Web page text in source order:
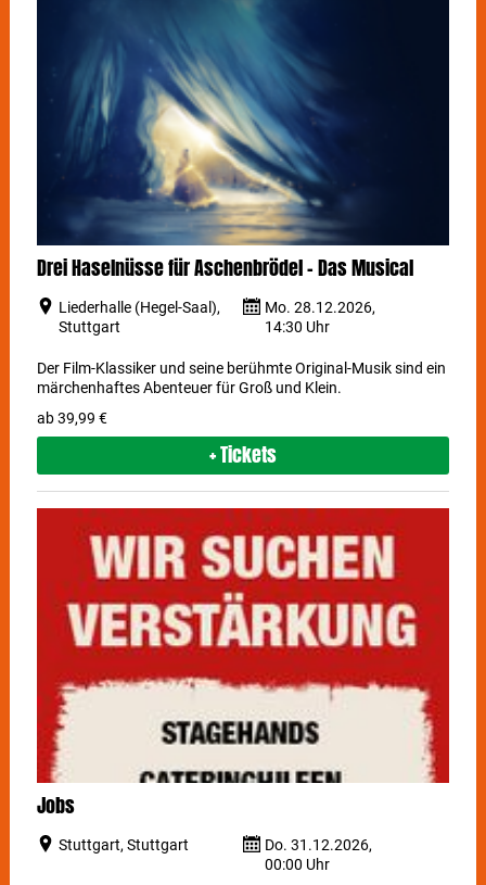
Drei Haselnüsse für Aschenbrödel - Das Musical
Liederhalle (Hegel-Saal),
Stuttgart
Mo. 28.12.2026,
14:30 Uhr
Der Film-Klassiker und seine berühmte Original-Musik sind ein
märchenhaftes Abenteuer für Groß und Klein.
ab 39,99 €
+ Tickets
Jobs
Stuttgart, Stuttgart
Do. 31.12.2026,
00:00 Uhr